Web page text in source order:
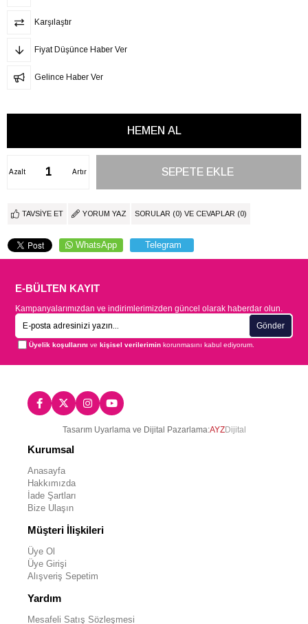
Karşılaştır
Fiyat Düşünce Haber Ver
Gelince Haber Ver
Artır
Azalt
TAVSIYE ET YORUM YAZ SORULAR (0) VE CEVAPLAR (0)
WhatsApp Telegram
E-BÜLTEN KAYIT
Kampanyalarımızdan ve indirimlerimizden güncel olarak haberdar olun.
Gönder
Üyelik koşullarını vekişisel verilerimin korunmasını kabul ediyorum.
Tasarım Uyarlama ve Dijital Pazarlama:AYZDijital
Kurumsal
Anasayfa
Hakkımızda
İade Şartları
Bize Ulaşın
Müşteri İlişkileri
Üye Ol
Üye Girişi
Alışveriş Sepetim
Yardım
Mesafeli Satış Sözleşmesi